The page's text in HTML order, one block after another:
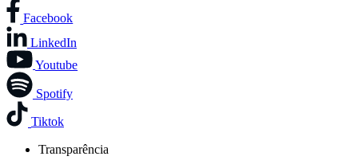
Facebook
LinkedIn
Youtube
Spotify
Tiktok
Transparência